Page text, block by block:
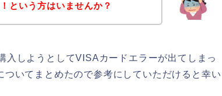
という方はいませんか？
入しようとしてVISAカードエラーが出てしまっ
いてまとめたので参考にしていただけると幸い